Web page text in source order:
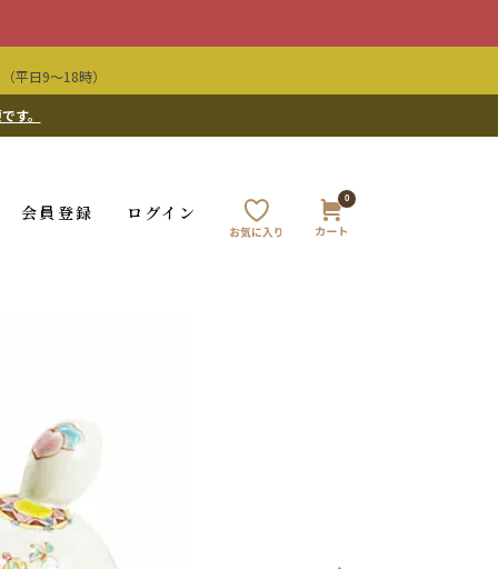
平日9〜18時）
す。
会員登録 ログイン
0